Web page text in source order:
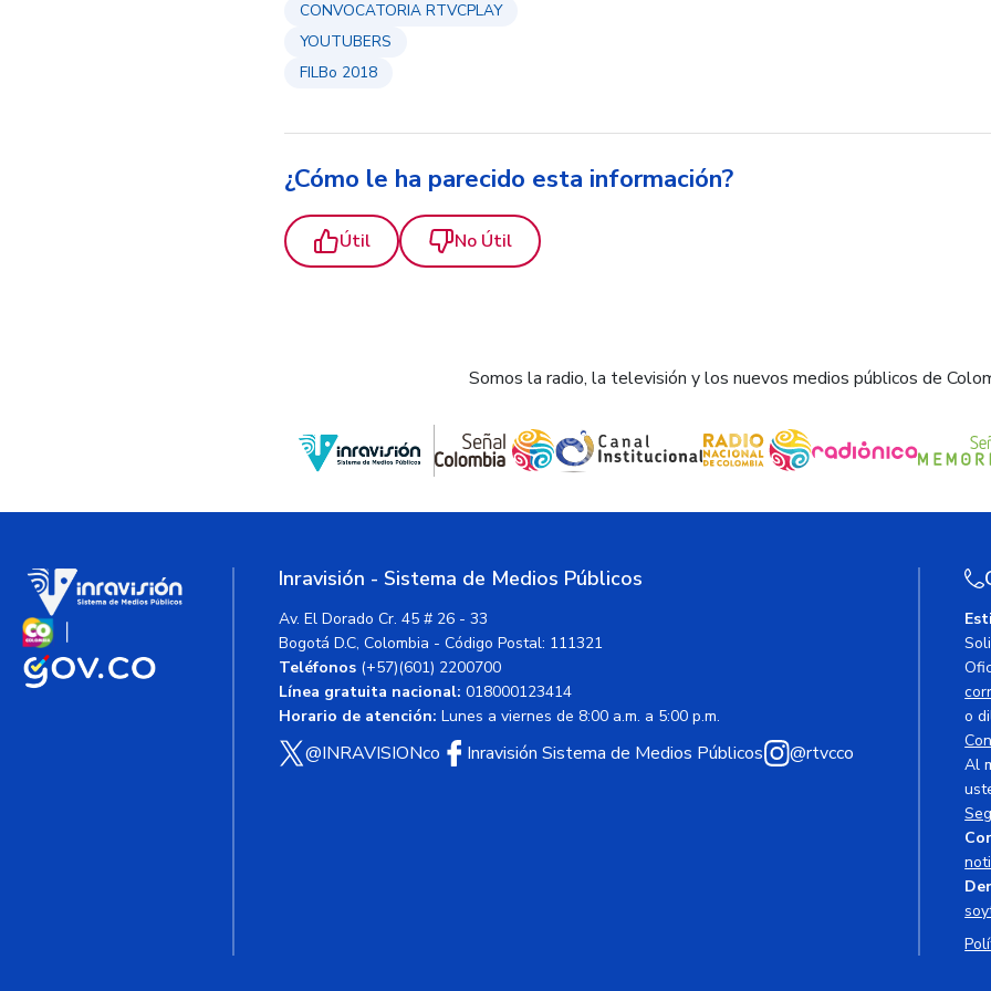
CONVOCATORIA RTVCPLAY
YOUTUBERS
FILBo 2018
¿Cómo le ha parecido esta información?
Útil No Útil
Somos la radio, la televisión y los nuevos medios públicos de
Inravisión - Sistema de Medios Públicos
Av. El Dorado Cr. 45 # 26 - 33
Bogotá D.C, Colombia - Código Postal: 111321
Teléfonos (+57)(601) 2200700
Línea gratuita nacional: 018000123414
Horario de atención: Lunes a viernes de 8:00 a.m. a 5:00 p.m.
@INRAVISIONco Inravisión Sistema de Medios Públicos @rtvcco
o
Al